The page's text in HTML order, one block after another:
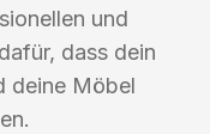
und
dass dein
deine Möbel